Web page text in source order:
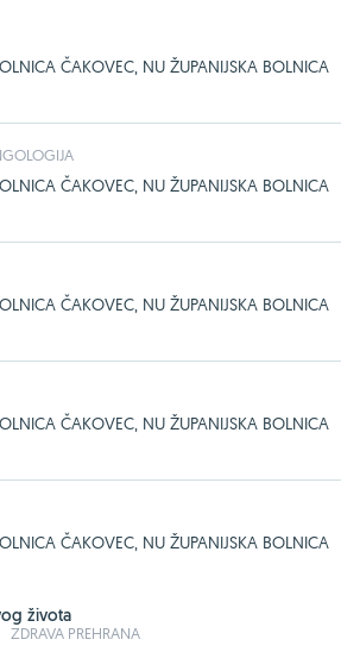
ČAKOVEC, NU ŽUPANIJSKA BOLNICA
ČAKOVEC, NU ŽUPANIJSKA BOLNICA
ČAKOVEC, NU ŽUPANIJSKA BOLNICA
ČAKOVEC, NU ŽUPANIJSKA BOLNICA
ČAKOVEC, NU ŽUPANIJSKA BOLNICA
života
ZDRAVA PREHRANA